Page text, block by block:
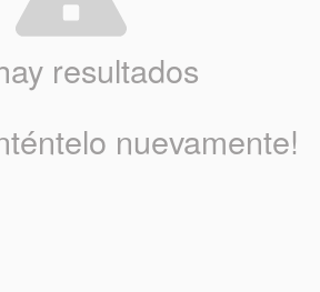
resultados
nuevamente!